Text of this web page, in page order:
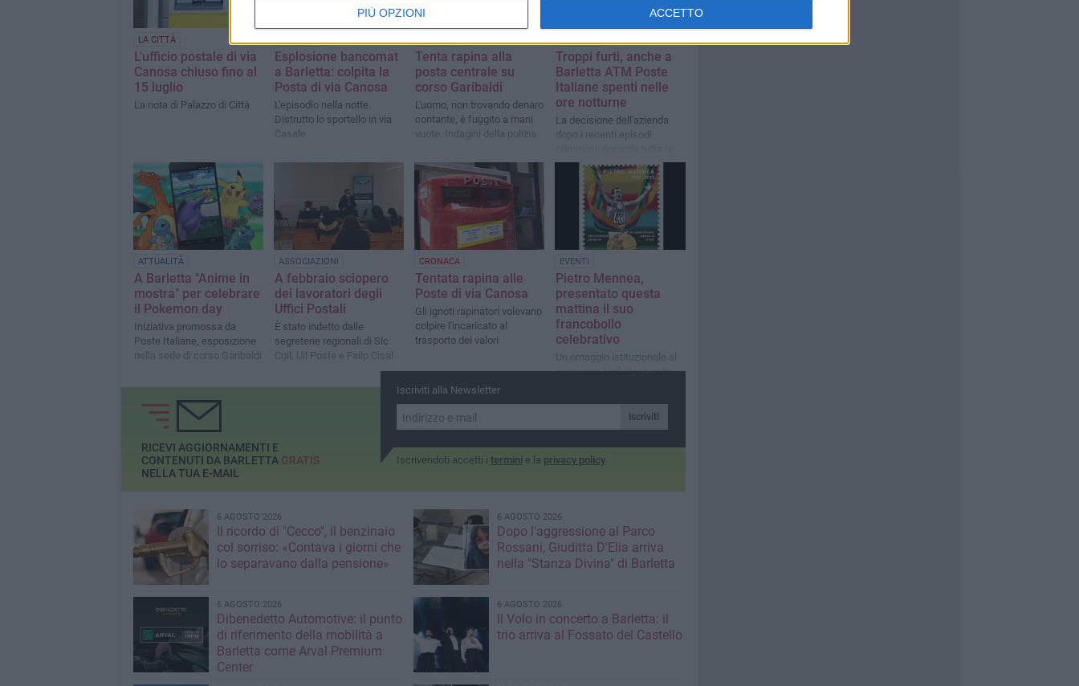
PIÙ OPZIONI ACCETTO
LA CITTÀ
L'ufficio postale di via
Canosa chiuso fino al
15 luglio
La nota di Palazzo di Città
Esplosione bancomat
a Barletta: colpita la
Posta di via Canosa
L'episodio nella notte.
Distrutto lo sportello in via
Casale
Tenta rapina alla
posta centrale su
corso Garibaldi
L'uomo, non trovando denaro
contante, è fuggito a mani
vuote. Indagini della polizia
Troppi furti, anche a
Barletta ATM Poste
Italiane spenti nelle
ore notturne
La decisione dell'azienda
dopo i recenti episodi
provincia Bat e a quella di
Foggia
ATTUALITÀ
A Barletta "Anime in
mostra" per celebrare
il Pokemon day
Iniziativa promossa da
Poste Italiane, esposizione
nella sede di corso Garibaldi
ASSOCIAZIONI
A febbraio sciopero
dei lavoratori degli
Uffici Postali
È stato indetto dalle
segreterie regionali di Slc
Cgil, Uil Poste e Failp Cisal
CRONACA
Tentata rapina alle
Poste di via Canosa
Gli ignoti rapinatori volevano
colpire l'incaricato al
trasporto dei valori
EVENTI
Pietro Mennea,
presentato questa
mattina il suo
francobollo
celebrativo
Un omaggio istituzionale al
campione barlettano nella
Iscriviti alla Newsletter
Iscriviti
Iscrivendoti accetti i termini e la privacy policy
RICEVI AGGIORNAMENTI E
CONTENUTI DA BARLETTA GRATIS
NELLA TUA E-MAIL
6 AGOSTO 2026
Il ricordo di "Cecco", il benzinaio
col sorriso: «Contava i giorni che
lo separavano dalla pensione»
6 AGOSTO 2026
Dopo l'aggressione al Parco
Rossani, Giuditta D'Elia arriva
nella "Stanza Divina" di Barletta
6 AGOSTO 2026
Dibenedetto Automotive: il punto
di riferimento della mobilità a
Barletta come Arval Premium
Center
6 AGOSTO 2026
Il Volo in concerto a Barletta: il
trio arriva al Fossato del Castello